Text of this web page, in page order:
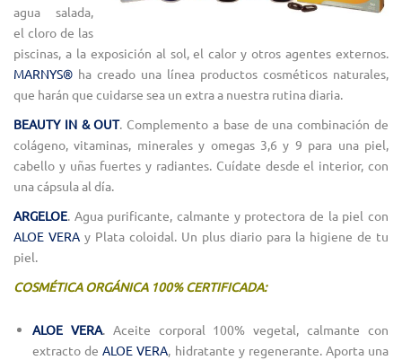
agua salada,
el cloro de las
piscinas, a la exposición al sol, el calor y otros agentes externos.
MARNYS® ha creado una línea productos cosméticos naturales,
que harán que cuidarse sea un extra a nuestra rutina diaria.
BEAUTY IN & OUT. Complemento a base de una combinación de
colágeno, vitaminas, minerales y omegas 3,6 y 9 para una piel,
cabello y uñas fuertes y radiantes. Cuídate desde el interior, con
una cápsula al día.
ARGELOE. Agua purificante, calmante y protectora de la piel con
ALOE VERA y Plata coloidal. Un plus diario para la higiene de tu
piel.
COSMÉTICA ORGÁNICA 100% CERTIFICADA:
ALOE VERA. Aceite corporal 100% vegetal, calmante con
extracto deALOE VERA, hidratante y regenerante. Aporta una